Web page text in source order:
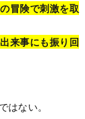
冒険で刺激を取
来事にも振り回
ない。